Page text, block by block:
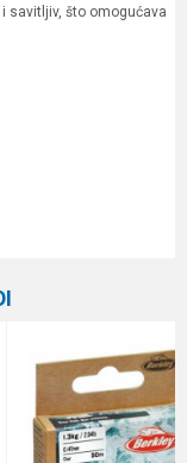
savitljiv, što omogućava